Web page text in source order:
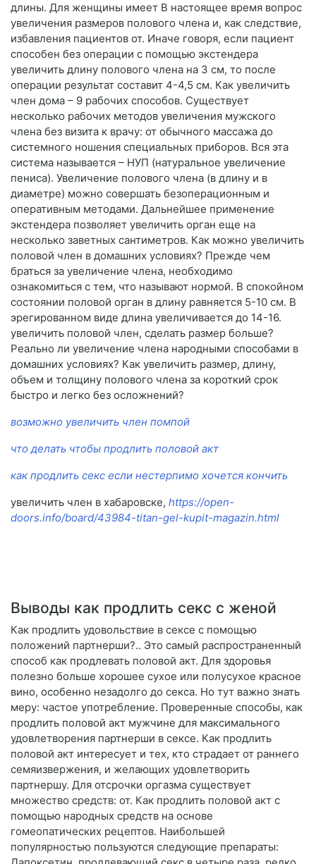
длины. Для женщины имеет В настоящее время вопрос
увеличения размеров полового члена и, как следствие,
избавления пациентов от. Иначе говоря, если пациент
способен без операции с помощью экстендера
увеличить длину полового члена на 3 см, то после
операции результат составит 4-4,5 см. Как увеличить
член дома – 9 рабочих способов. Существует
несколько рабочих методов увеличения мужского
члена без визита к врачу: от обычного массажа до
системного ношения специальных приборов. Вся эта
система называется – НУП (натуральное увеличение
пениса). Увеличение полового члена (в длину и в
диаметре) можно совершать безоперационным и
оперативным методами. Дальнейшее применение
экстендера позволяет увеличить орган еще на
несколько заветных сантиметров. Как можно увеличить
половой член в домашних условиях? Прежде чем
браться за увеличение члена, необходимо
ознакомиться с тем, что называют нормой. В спокойном
состоянии половой орган в длину равняется 5-10 см. В
эрегированном виде длина увеличивается до 14-16.
увеличить половой член, сделать размер больше?
Реально ли увеличение члена народными способами в
домашних условиях? Как увеличить размер, длину,
объем и толщину полового члена за короткий срок
быстро и легко без осложнений?
возможно увеличить член помпой
что делать чтобы продлить половой акт
как продлить секс если нестерпимо хочется кончить
увеличить член в хабаровске, https://open-
doors.info/board/43984-titan-gel-kupit-magazin.html
Выводы как продлить секс с женой
Как продлить удовольствие в сексе с помощью
положений партнерши?.. Это самый распространенный
способ как продлевать половой акт. Для здоровья
полезно больше хорошее сухое или полусухое красное
вино, особенно незадолго до секса. Но тут важно знать
меру: частое употребление. Проверенные способы, как
продлить половой акт мужчине для максимального
удовлетворения партнерши в сексе. Как продлить
половой акт интересует и тех, кто страдает от раннего
семяизвержения, и желающих удовлетворить
партнершу. Для отсрочки оргазма существует
множество средств: от. Как продлить половой акт с
помощью народных средств на основе
гомеопатических рецептов. Наибольшей
популярностью пользуются следующие препараты: